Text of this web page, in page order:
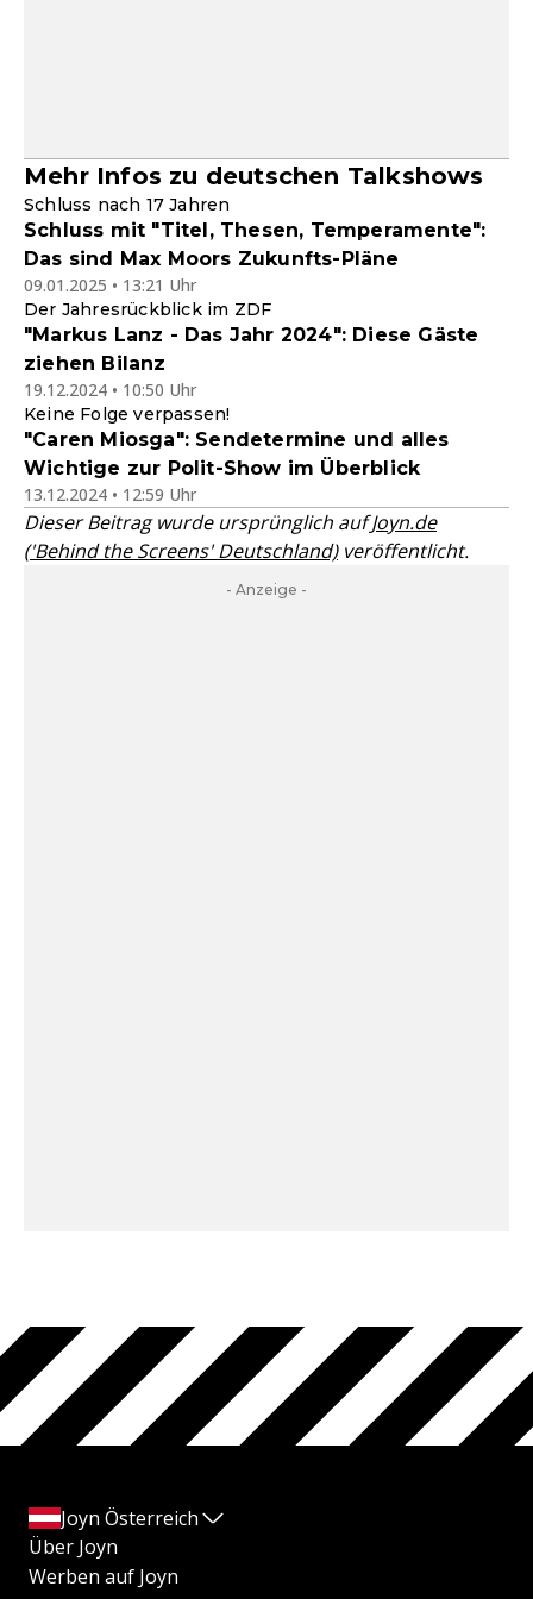
Mehr Infos zu deutschen Talkshows
Schluss nach 17 Jahren
Schluss mit "Titel, Thesen, Temperamente":
Das sind Max Moors Zukunfts-Pläne
09.01.2025 • 13:21 Uhr
Der Jahresrückblick im ZDF
"Markus Lanz - Das Jahr 2024": Diese Gäste
ziehen Bilanz
19.12.2024 • 10:50 Uhr
Keine Folge verpassen!
"Caren Miosga": Sendetermine und alles
Wichtige zur Polit-Show im Überblick
13.12.2024 • 12:59 Uhr
Dieser Beitrag wurde ursprünglich aufJoyn.de
('Behind the Screens' Deutschland)veröffentlicht.
- Anzeige -
Joyn Österreich
Über Joyn
Werben auf Joyn